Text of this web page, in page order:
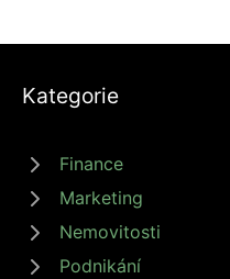
Kategorie
Finance
Marketing
Nemovitosti
Podnikání